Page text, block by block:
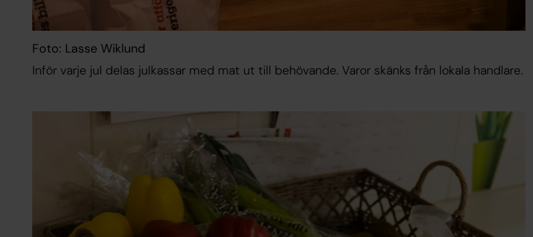
Foto: Lasse Wiklund
Inför varje jul delas julkassar med mat ut till behövande. Varor skänks från lokala handlare.